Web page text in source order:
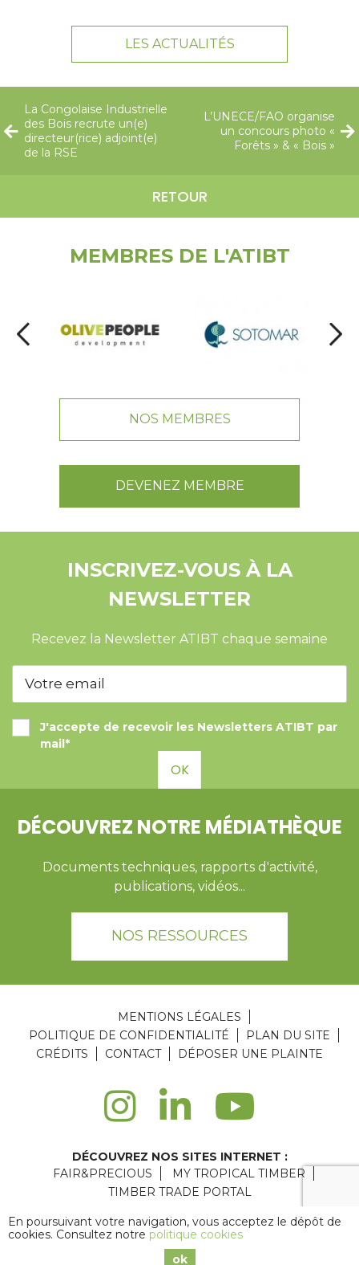
LES ACTUALITÉS
La Congolaise Industrielle
des Bois recrute un(e)
directeur(rice) adjoint(e)
de la RSE
RETOUR
L’UNECE/FAO organise
un concours photo «
Forêts » & « Bois »
MEMBRES DE L'ATIBT
NOS MEMBRES
DEVENEZ MEMBRE
INSCRIVEZ-VOUS À LA
NEWSLETTER
Recevez la Newsletter ATIBT chaque semaine
J'accepte de recevoir les Newsletters ATIBT par
mail*
OK
DÉCOUVREZ NOTRE MÉDIATHÈQUE
Documents techniques, rapports d'activité,
publications, vidéos...
NOS RESSOURCES
MENTIONS LÉGALES
POLITIQUE DE CONFIDENTIALITÉ
PLAN DU SITE
CRÉDITS
CONTACT DÉPOSER UNE PLAINTE
DÉCOUVREZ NOS SITES INTERNET :
FAIR&PRECIOUS
MY TROPICAL TIMBER
TIMBER TRADE PORTAL
En poursuivant votre navigation, vous acceptez le dépôt de
cookies. Consultez notre politique cookies
ok